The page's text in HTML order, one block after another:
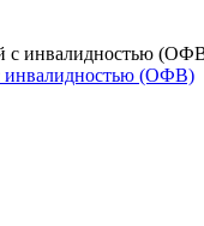
инвалидностью (ОФВ)